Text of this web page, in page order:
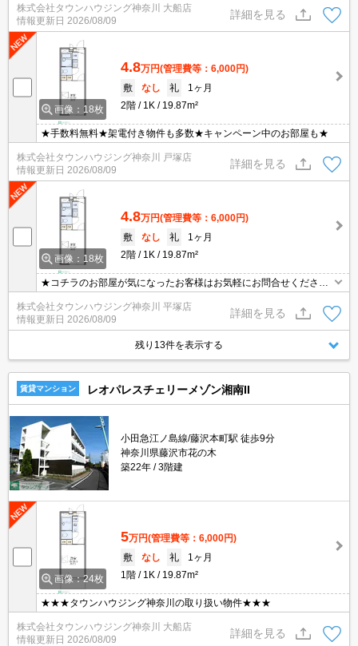
株式会社タウンハウジング神奈川 大船店
情報更新日 2026/08/09
詳細を見る
画像：18枚
4.8万円(管理費等：6,000円)
敷
なし 礼
1ヶ月
2階
1K 19.87m²
★手数料無料★架電付き物件も多数★キャンペーン中のお部屋も★
株式会社タウンハウジング神奈川 戸塚店
情報更新日 2026/08/09
詳細を見る
画像：18枚
4.8万円(管理費等：6,000円)
敷
なし 礼
1ヶ月
2階
1K 19.87m²
★コチラのお部屋が気になったお客様はお気軽にお問合せください
ろん、他の物件もまとめてご紹介可能です！
株式会社タウンハウジング神奈川 平塚店
情報更新日 2026/08/09
詳細を見る
残り13件を表示する
賃貸マンション レオパレスチェリーメゾン湘南II
小田急江ノ島線/藤沢本町駅 徒歩9分
神奈川県藤沢市花の木
築22年
3階建
画像：24枚
5万円(管理費等：6,000円)
敷
なし 礼
1ヶ月
1階
1K 19.87m²
★★★タウンハウジング神奈川の取り扱い物件★★★
株式会社タウンハウジング神奈川 大船店
情報更新日 2026/08/09
詳細を見る